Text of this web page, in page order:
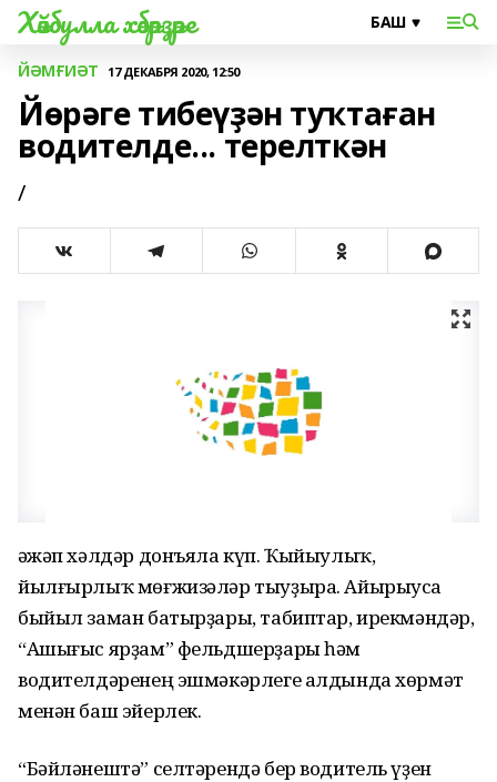
Хәйбулла хәбәрҙәре
ЙӘМҒИӘТ 17 ДЕКАБРЯ 2020, 12:50
Йөрәге тибеүҙән туҡтаған
водителде... терелткән
/
Ғәжәп хәлдәр донъяла күп. Ҡыйыулыҡ,
йылғырлыҡ мөғжизәләр тыуҙыра. Айырыуса
быйыл заман батырҙары, табиптар, ирекмәндәр,
“Ашығыс ярҙам” фельдшерҙары һәм
водителдәренең эшмәкәрлеге алдында хөрмәт
менән баш эйерлек.
“Бәйләнештә” селтәрендә бер водитель үҙен